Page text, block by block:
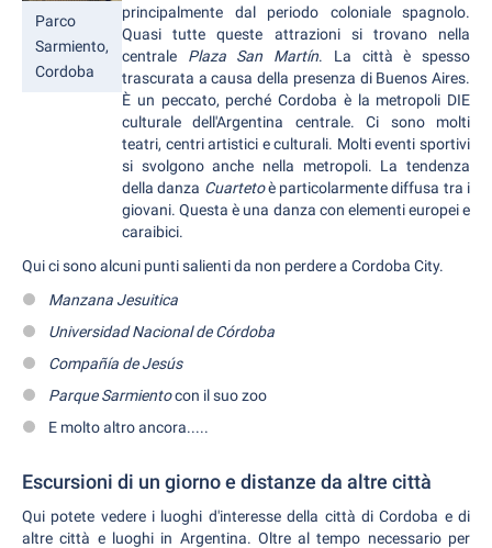
Parco
Sarmiento,
Cordoba
principalmente dal periodo coloniale spagnolo.
Quasi tutte queste attrazioni si trovano nella
centrale Plaza San Martín. La città è spesso
trascurata a causa della presenza di Buenos Aires.
È un peccato, perché Cordoba è la metropoli DIE
culturale dell'Argentina centrale. Ci sono molti
teatri, centri artistici e culturali. Molti eventi sportivi
si svolgono anche nella metropoli. La tendenza
della danza Cuartetoè particolarmente diffusa tra i
giovani. Questa è una danza con elementi europei e
caraibici.
Qui ci sono alcuni punti salienti da non perdere a Cordoba City.
Manzana Jesuitica
Universidad Nacional de Córdoba
Compañía de Jesús
Parque Sarmientocon il suo zoo
E molto altro ancora.....
Escursioni di un giorno e distanze da altre città
Qui potete vedere i luoghi d'interesse della città di Cordoba e di
altre città e luoghi in Argentina. Oltre al tempo necessario per